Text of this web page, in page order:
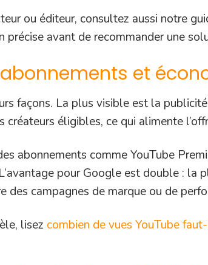
ou éditeur, consultez aussi notre
précise avant de recommander une
et
façons. La plus visible est la
éligibles, ce qui alimente
abonnements comme YouTube
pour Google est double :
des campagnes de marque ou de
lisez combien de vues YouTube